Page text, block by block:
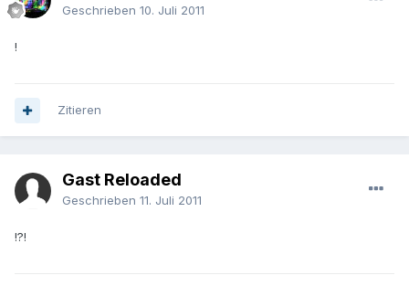
Geschrieben 10. Juli 2011
!
Zitieren
Gast Reloaded
Geschrieben 11. Juli 2011
!?!